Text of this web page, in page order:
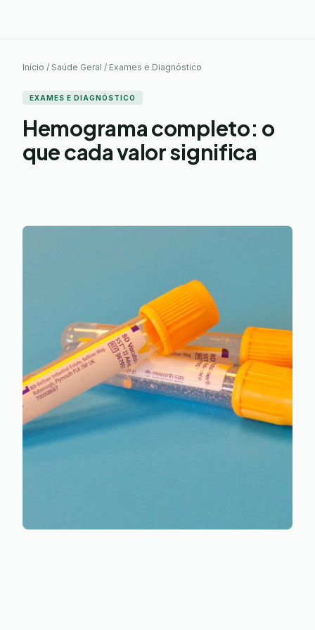
Início / Saúde Geral / Exames e Diagnóstico
EXAMES E DIAGNÓSTICO
Hemograma completo: o
que cada valor significa